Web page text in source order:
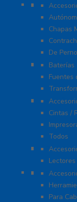
Chapas
De Perno
Fuentes
Baterías
Fuentes
Cintas /
Todos
Lectores
Para